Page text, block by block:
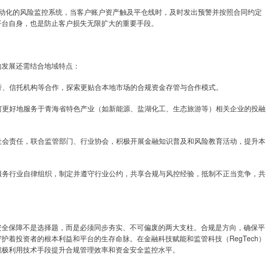
化的风险监控系统，当客户账户资产触及平仓线时，及时发出预警并按照合同约定
自身，也是防止客户损失无限扩大的重要手段。
展还需结合地域特点：
信托机构等合作，探索更贴合本地市场的合规资金存管与合作模式。
好地服务于青海省特色产业（如新能源、盐湖化工、生态旅游等）相关企业的投融
责任，联合监管部门、行业协会，积极开展金融知识普及和风险教育活动，提升本
行业自律组织，制定并遵守行业公约，共享合规与风控经验，抵制不正当竞争，共
保障不是选择题，而是必须同步夯实、不可偏废的两大支柱。合规是方向，确保平
着投资者的根本利益和平台的生存命脉。在金融科技赋能和监管科技（RegTech）
利用技术手段提升合规管理效率和资金安全监控水平。